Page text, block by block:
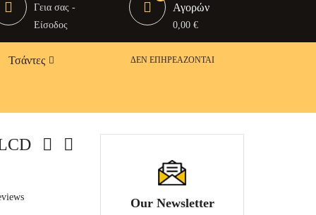
Γεια σας -
Είσοδος
Αγορών
0,00 €
Τσάντες ΔΕΝ ΕΠΗΡΕΆΖΟΝΤΑΙ
Our Newsletter